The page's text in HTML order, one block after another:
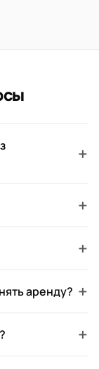
+
+
+
аренду? +
+